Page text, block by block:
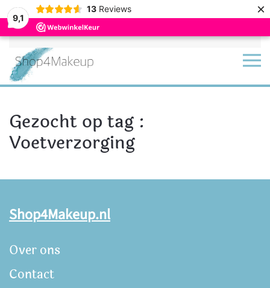
9,1
13 Reviews ×
Terug naar hoofdinhoud
Gezocht op tag :
Voetverzorging
Shop4Makeup.nl
Over ons
Contact